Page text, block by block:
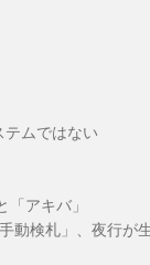
ムではない
アキバ」
動検札」、夜行が